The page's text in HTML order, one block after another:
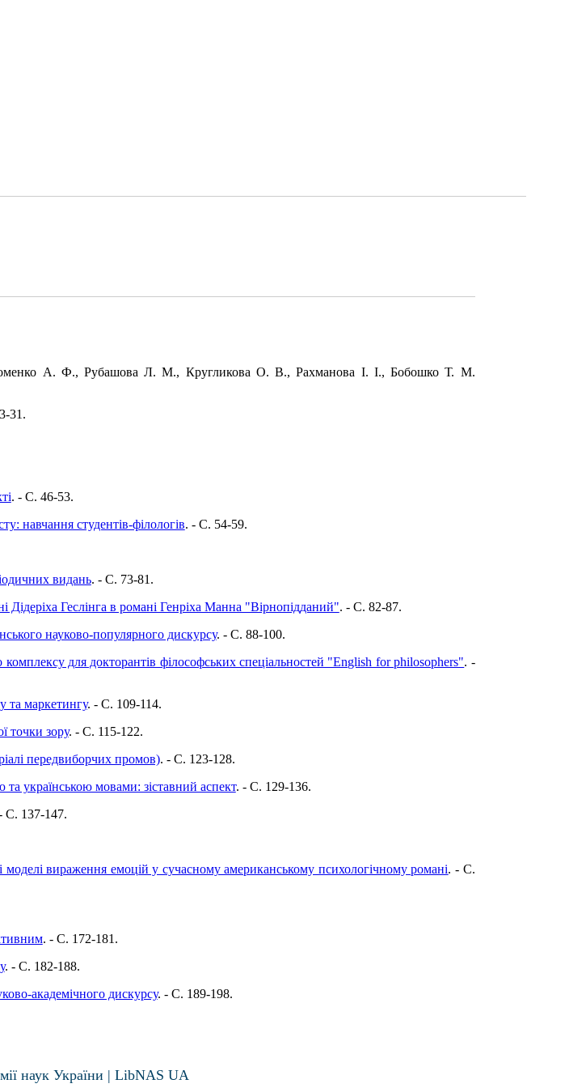
А. Ф., Рубашова Л. М., Кругликова О. В., Рахманова І. І., Бобошко Т. М.
31.
. - C. 46-53.
навчання студентів-філологів. - C. 54-59.
видань. - C. 73-81.
Дідеріха Геслінга в романі Генріха Манна "Вірнопідданий". - C. 82-87.
науково-популярного дискурсу. - C. 88-100.
для докторантів філософських спеціальностей "English for philosophers". -
та маркетингу. - C. 109-114.
точки зору. - C. 115-122.
передвиборчих промов). - C. 123-128.
українською мовами: зіставний аспект. - C. 129-136.
C. 137-147.
моделі вираження емоцій у сучасному американському психологічному романі. - C.
. - C. 172-181.
. - C. 182-188.
академічного дискурсу. - C. 189-198.
наук України | LibNAS UA